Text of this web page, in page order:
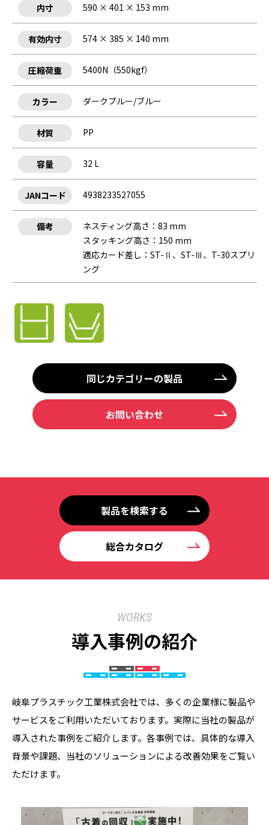
内寸 590 × 401 × 153 mm
有効内寸 574 × 385 × 140 mm
圧縮荷重 5400N（550kgf）
カラー ダークブルー/ブルー
材質 PP
容量 32 L
JANコード 4938233527055
備考
ネスティング高さ：83 mm
スタッキング高さ：150 mm
適応カード差し：ST-Ⅱ、ST-Ⅲ、T-30スプリ
ング
同じカテゴリーの製品
お問い合わせ
製品を検索する
総合カタログ
WORKS
導入事例の紹介
岐阜プラスチック工業株式会社では、多くの企業様に製品や
サービスをご利用いただいております。実際に当社の製品が
導入された事例をご紹介します。各事例では、具体的な導入
背景や課題、当社のソリューションによる改善効果をご覧い
ただけます。